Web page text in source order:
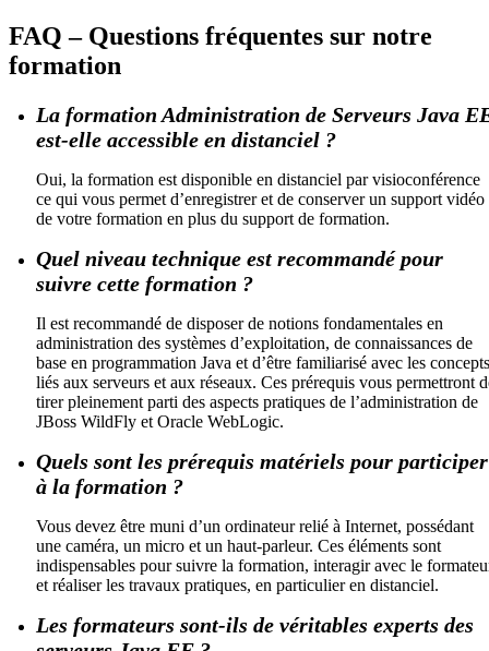
FAQ – Questions fréquentes sur notre
formation
La formation Administration de Serveurs Java
est-elle accessible en distanciel ?
Oui, la formation est disponible en distanciel par visioconférence
ce qui vous permet d’enregistrer et de conserver un support vidéo
de votre formation en plus du support de formation.
Quel niveau technique est recommandé pour
suivre cette formation ?
Il est recommandé de disposer de notions fondamentales en
administration des systèmes d’exploitation, de connaissances de
base en programmation Java et d’être familiarisé avec les concepts
liés aux serveurs et aux réseaux. Ces prérequis vous permettront
tirer pleinement parti des aspects pratiques de l’administration de
JBoss WildFly et Oracle WebLogic.
Quels sont les prérequis matériels pour participer
à la formation ?
Vous devez être muni d’un ordinateur relié à Internet, possédant
une caméra, un micro et un haut-parleur. Ces éléments sont
indispensables pour suivre la formation, interagir avec le
et réaliser les travaux pratiques, en particulier en distanciel.
Les formateurs sont-ils de véritables experts des